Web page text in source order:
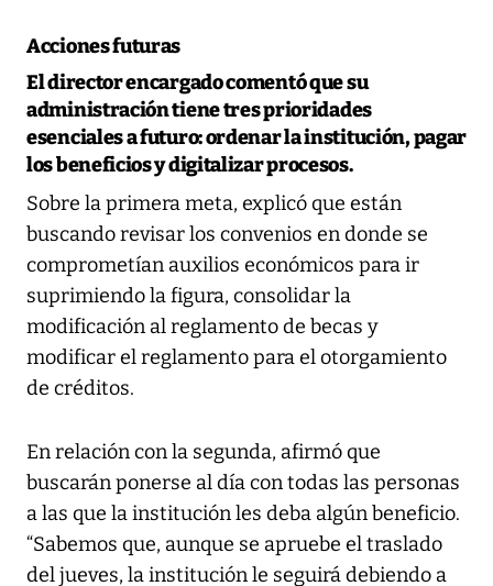
Acciones futuras
El director encargado comentó que su
administración tiene tres prioridades
esenciales a futuro: ordenar la institución, pagar
los beneficios y digitalizar procesos.
Sobre la primera meta, explicó que están
buscando revisar los convenios en donde se
comprometían auxilios económicos para ir
suprimiendo la figura, consolidar la
modificación al reglamento de becas y
modificar el reglamento para el otorgamiento
de créditos.
En relación con la segunda, afirmó que
buscarán ponerse al día con todas las personas
a las que la institución les deba algún beneficio.
“Sabemos que, aunque se apruebe el traslado
del jueves, la institución le seguirá debiendo a